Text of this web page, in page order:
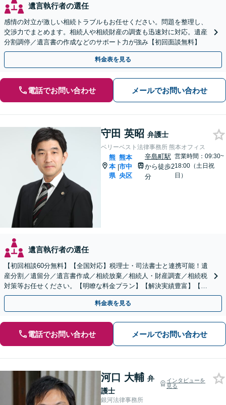
遺言執行者の選任
感情の対立が激しい相続トラブルもお任せください。問題を整理し、
交渉力でまとめます。相続人や相続財産の調査も迅速対に対応。遺産
分割調停／遺言書の作成などのサポート力が強み【初回面談無料】
料金表を見る
電話でお問い合わせ メールでお問い合わせ
守田 英昭 弁護士
ベリーベスト法律事務所 熊本オフィス
熊
本
県
|
熊本
市中
央区
辛島町駅
から徒歩2
分
営業時間：09:30~
18:00（土日祝
日）
遺言執行者の選任
【初回相談60分無料】【全国対応】税理士・司法書士と連携可能！遺
産分割／遺留分／遺言書作成／相続放棄／相続人・財産調査／相続税
対策等お任せください。【明瞭な料金プラン】【解決実績豊富】【電
話相談可】
料金表を見る
電話でお問い合わせ メールでお問い合わせ
河口 大輔 弁
護士
インタビューを
見る
銀河法律事務所